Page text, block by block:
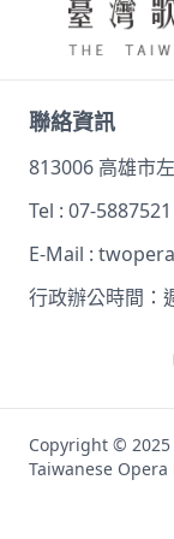
聯絡資訊
813006 高雄市
Tel : 07-5887521
E-Mail :
行政辦公時間：
Copyright © 2025
Taiwanese